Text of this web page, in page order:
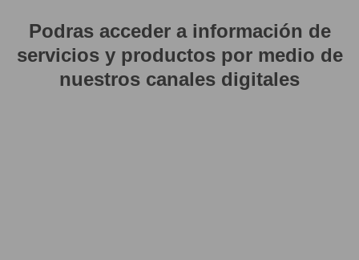
Podras acceder a información de
servicios y productos por medio de
nuestros canales digitales